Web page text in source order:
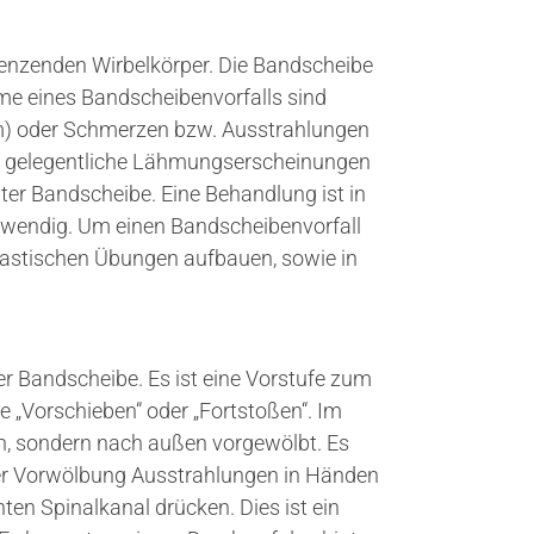
Wirbelkörper. Die Bandscheibe
eines Bandscheibenvorfalls sind
oder Schmerzen bzw. Ausstrahlungen
Lähmungserscheinungen
Bandscheibe. Eine Behandlung ist in
Um einen Bandscheibenvorfall
Übungen aufbauen, sowie in
Bandscheibe. Es ist eine Vorstufe zum
oder „Fortstoßen“. Im
sondern nach außen vorgewölbt. Es
Vorwölbung Ausstrahlungen in Händen
Spinalkanal drücken. Dies ist ein